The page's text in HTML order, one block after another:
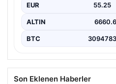
EUR 55.25
ALTIN 6660.6
BTC 3094783
Son Eklenen Haberler